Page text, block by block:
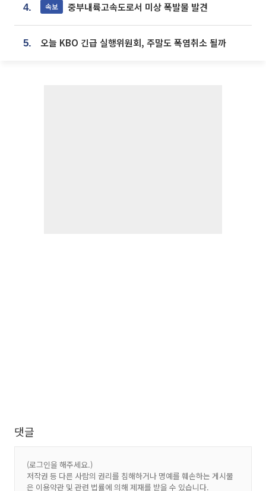
4. 속보 중부내륙고속도로서 미상 폭발물 발견
5. 오늘 KBO 긴급 실행위원회, 주말도 폭염취소 될까
댓글